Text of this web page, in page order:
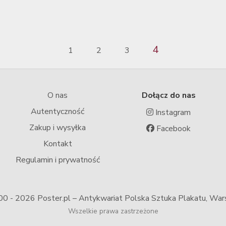
1 2 3 4
O nas
Autentyczność
Zakup i wysyłka
Kontakt
Regulamin i prywatność
Dołącz do nas
Instagram
Facebook
- 2026 Poster.pl – Antykwariat Polska Sztuka Plakatu,
Wszelkie prawa zastrzeżone